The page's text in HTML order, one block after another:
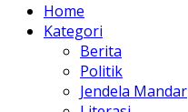
Home
Kategori
Berita
Politik
Jendela Mandar